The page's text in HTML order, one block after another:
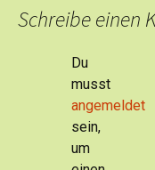
Schreibe einen
Du
musst
angemeldet
sein,
um